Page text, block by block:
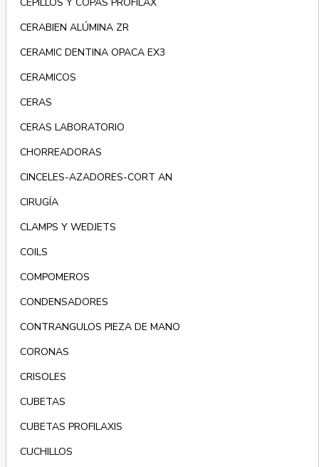
CERABIEN ALÚMINA ZR
CERAMIC DENTINA OPACA EX3
CERAMICOS
CERAS
CERAS LABORATORIO
CHORREADORAS
CINCELES-AZADORES-CORT AN
CIRUGÍA
CLAMPS Y WEDJETS
COILS
COMPOMEROS
CONDENSADORES
CONTRANGULOS PIEZA DE MANO
CORONAS
CRISOLES
CUBETAS
CUBETAS PROFILAXIS
CUCHILLOS